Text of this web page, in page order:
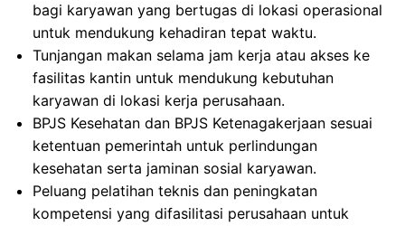
bagi karyawan yang bertugas di lokasi operasional
untuk mendukung kehadiran tepat waktu.
Tunjangan makan selama jam kerja atau akses ke
fasilitas kantin untuk mendukung kebutuhan
karyawan di lokasi kerja perusahaan.
BPJS Kesehatan dan BPJS Ketenagakerjaan sesuai
ketentuan pemerintah untuk perlindungan
kesehatan serta jaminan sosial karyawan.
Peluang pelatihan teknis dan peningkatan
kompetensi yang difasilitasi perusahaan untuk